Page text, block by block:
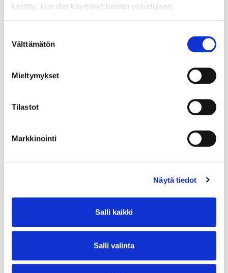
kerätty, kun olet käyttänyt heidän palvelujaan.
valinta
Välttämätön
Mieltymykset
Tilastot
Markkinointi
Näytä tiedot
Salli kaikki
Salli valinta